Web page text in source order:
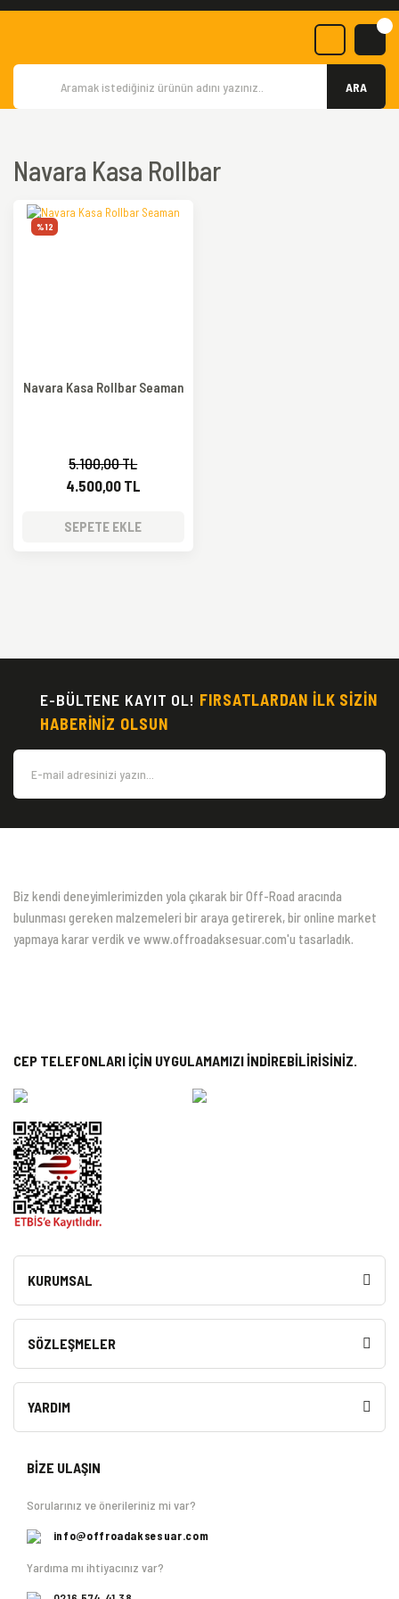
ARA
Navara Kasa Rollbar
%12
Navara Kasa Rollbar Seaman
5.100,00 TL
4.500,00 TL
SEPETE EKLE
E-BÜLTENE KAYIT OL! FIRSATLARDAN İLK SİZİN
HABERİNİZ OLSUN
Biz kendi deneyimlerimizden yola çıkarak bir Off-Road aracında
bulunması gereken malzemeleri bir araya getirerek, bir online market
yapmaya karar verdik ve www.offroadaksesuar.com'u tasarladık.
CEP TELEFONLARI İÇİN UYGULAMAMIZI İNDİREBİLİRİSİNİZ.
KURUMSAL
SÖZLEŞMELER
YARDIM
BİZE ULAŞIN
Sorularınız ve önerileriniz mi var?
info@offroadaksesuar.com
Yardıma mı ihtiyacınız var?